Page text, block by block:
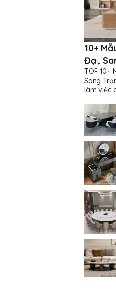
10+
Đại,
TOP 10+
Sang
làm việc